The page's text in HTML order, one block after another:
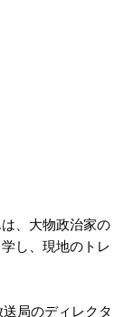
、大物政治家の
し、現地のトレ
局のディレクタ